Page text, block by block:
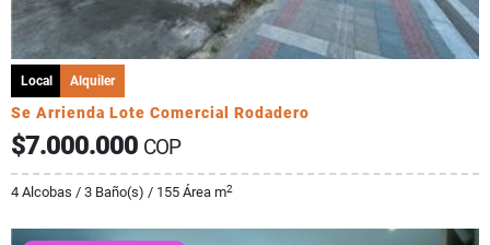
Local Alquiler
Se Arrienda Lote Comercial Rodadero
$7.000.000 COP
4 Alcobas / 3 Baño(s) / 155 Área m2